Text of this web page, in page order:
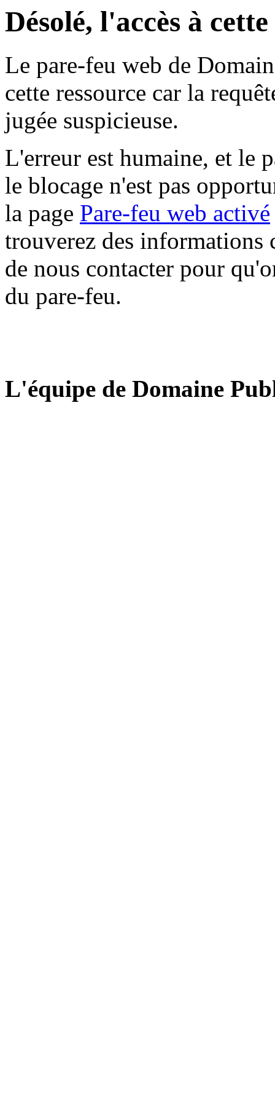
Désolé, l'accès à
Le pare-feu web de
cette ressource car la
jugée suspicieuse.
L'erreur est humaine, et le
le blocage n'est pas
la page Pare-feu web activé
trouverez des informations
de nous contacter pour
du pare-feu.
L'équipe de Domaine